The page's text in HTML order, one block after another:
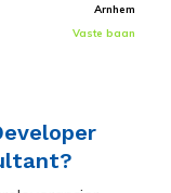
Arnhem
Vaste baan